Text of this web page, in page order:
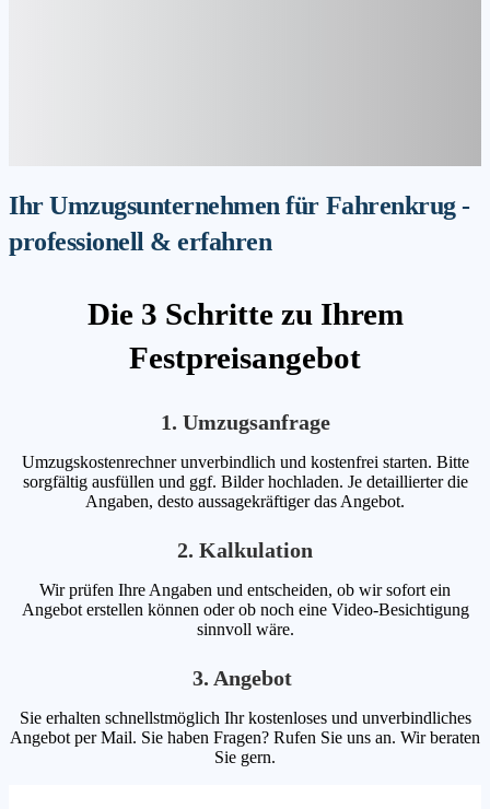
Ihr Umzugsunternehmen für Fahrenkrug -
professionell & erfahren
Die 3 Schritte zu Ihrem
Festpreisangebot
1. Umzugsanfrage
Umzugskostenrechner unverbindlich und kostenfrei starten. Bitte
sorgfältig ausfüllen und ggf. Bilder hochladen. Je detaillierter die
Angaben, desto aussagekräftiger das Angebot.
2. Kalkulation
Wir prüfen Ihre Angaben und entscheiden, ob wir sofort ein
Angebot erstellen können oder ob noch eine Video-Besichtigung
sinnvoll wäre.
3. Angebot
Sie erhalten schnellstmöglich Ihr kostenloses und unverbindliches
Angebot per Mail. Sie haben Fragen? Rufen Sie uns an. Wir beraten
Sie gern.